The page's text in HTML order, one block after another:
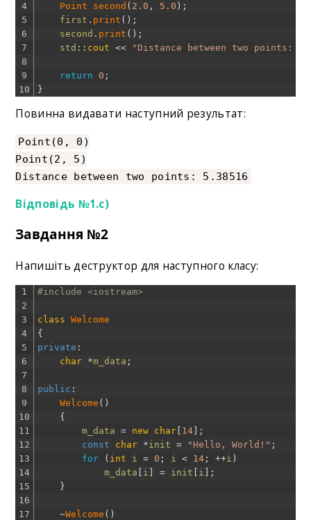
4
5
6
7
8
9
10
Point second ( 2.0 , 5.0 ) ;
first . print ( ) ;
second . print ( ) ;
std :: cout << "Distance between two points: "
return 0 ;
}
Повинна видавати наступний результат:
Point(0, 0)
Point(2, 5)
Distance between two points: 5.38516
Відповідь №1.c)
Завдання №2
Напишіть деструктор для наступного класу:
1
2
3
4
5
6
7
8
9
10
11
12
13
14
15
16
17
#include <iostream>
class
Welcome
{
private :
char *m_data ;
public :
Welcome ( )
{
m_data
= new char 14
;
const
char *init = "Hello, World!" ;
for
( int i = 0 ; i < 14 ; ++i )
m_data
i = init i
;
}
~Welcome ( )